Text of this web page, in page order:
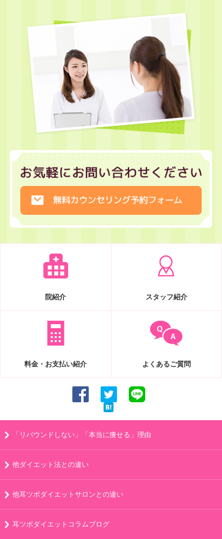
院紹介 スタッフ紹介
料金・お支払い紹介 よくあるご質問
「リバウンドしない」「本当に痩せる」理由
他ダイエット法との違い
他耳ツボダイエットサロンとの違い
耳ツボダイエットコラムブログ